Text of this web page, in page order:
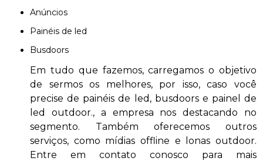
anúncios
painéis de led
busdoors
Em tudo que fazemos, carregamos o objetivo
de sermos os melhores, por isso, caso você
precise de painéis de led, busdoors e painel de
led outdoor., a empresa nos destacando no
segmento. Também oferecemos outros
serviços, como mídias offline e lonas outdoor.
Entre em contato conosco para mais